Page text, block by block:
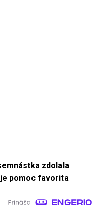
zdolala
pomoc favorita